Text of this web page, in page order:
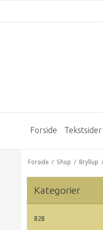
Forside Tekstsider
Forside / Shop / Bryllup /
Kategorier
B2B